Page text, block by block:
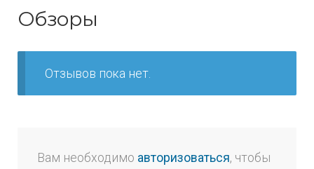
Обзоры
Отзывов пока нет.
Вам необходимо авторизоваться, чтобы